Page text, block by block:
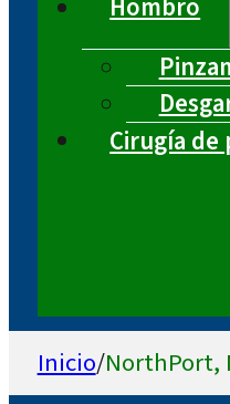
Hombro
Cirugía
Inicio/NorthPort,